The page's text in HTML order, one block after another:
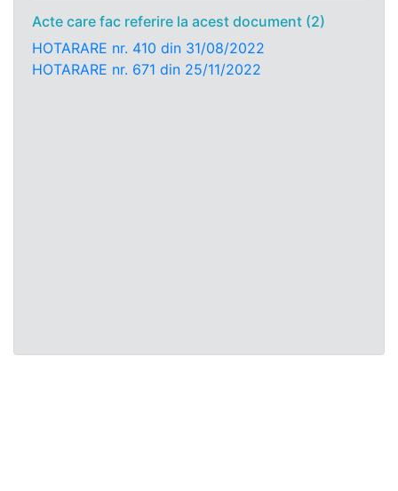
Acte care fac referire la acest document (2)
HOTARARE nr. 410 din 31/08/2022
HOTARARE nr. 671 din 25/11/2022